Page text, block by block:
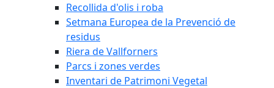
Recollida d'olis i roba
Setmana Europea de la Prevenció de
residus
Riera de Vallforners
Parcs i zones verdes
Inventari de Patrimoni Vegetal